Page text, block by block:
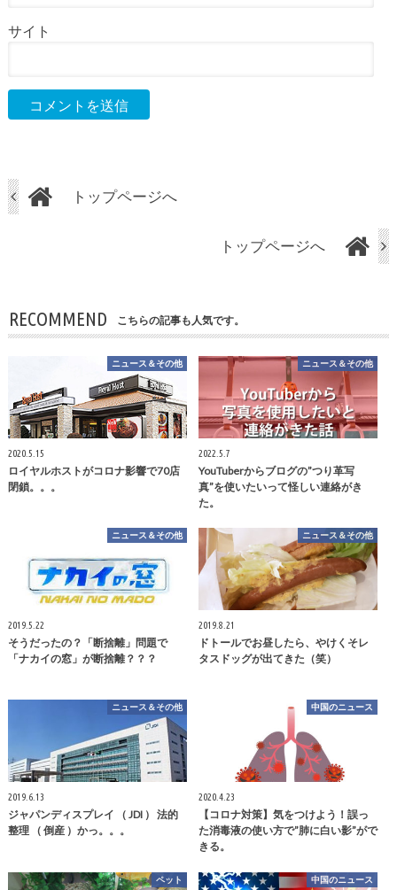
サイト
トップページへ
トップページへ
RECOMMEND こちらの記事も人気です。
ニュース＆その他
2020.5.15
ロイヤルホストがコロナ影響で70店
閉鎖。。。
ニュース＆その他
2022.5.7
YouTuberからブログの”つり革写
真”を使いたいって怪しい連絡がき
た。
ニュース＆その他
2019.5.22
そうだったの？「断捨離」問題で
「ナカイの窓」が断捨離？？？
ニュース＆その他
2019.8.21
ドトールでお昼したら、やけくそレ
タスドッグが出てきた（笑）
ニュース＆その他
2019.6.13
ジャパンディスプレイ （ JDI ） 法的
整理 （ 倒産 ）かっ。。。
中国のニュース
2020.4.23
【コロナ対策】気をつけよう！誤っ
た消毒液の使い方で”肺に白い影”がで
きる。
ペット 中国のニュース